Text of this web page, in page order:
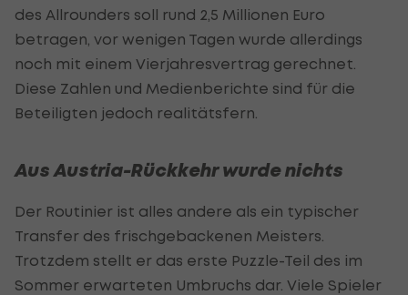
des Allrounders soll rund 2,5 Millionen Euro
betragen, vor wenigen Tagen wurde allerdings
noch mit einem Vierjahresvertrag gerechnet.
Diese Zahlen und Medienberichte sind für die
Beteiligten jedoch realitätsfern.
Aus Austria-Rückkehr wurde nichts
Der Routinier ist alles andere als ein typischer
Transfer des frischgebackenen Meisters.
Trotzdem stellt er das erste Puzzle-Teil des im
Sommer erwarteten Umbruchs dar. Viele Spieler